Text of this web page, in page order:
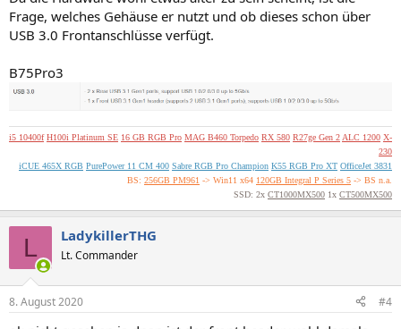
Frage, welches Gehäuse er nutzt und ob dieses schon über
USB 3.0 Frontanschlüsse verfügt.
B75Pro3
i5 10400f H100i Platinum SE 16 GB RGB Pro MAG B460 Torpedo RX 580 R27ge Gen 2 ALC 1200 X-
230
iCUE 465X RGB PurePower 11 CM 400 Sabre RGB Pro Champion K55 RGB Pro XT OfficeJet 3831
BS: 256GB PM961 -> Win11 x64 120GB Integral P Series 5 -> BS n.a.
SSD: 2x CT1000MX500 1x CT500MX500
L LadykillerTHG
Lt. Commander
8. August 2020 #4